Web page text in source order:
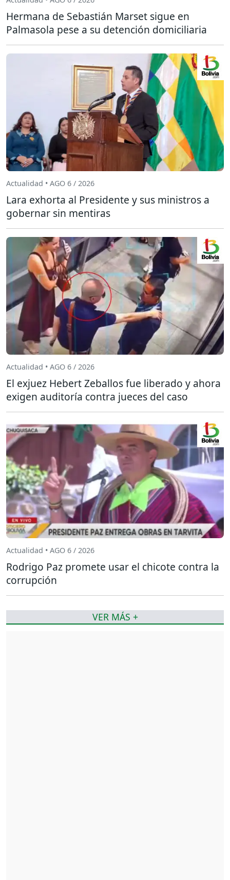
Hermana de Sebastián Marset sigue en
Palmasola pese a su detención domiciliaria
Actualidad • AGO 6 / 2026
Lara exhorta al Presidente y sus ministros a
gobernar sin mentiras
Actualidad • AGO 6 / 2026
El exjuez Hebert Zeballos fue liberado y ahora
exigen auditoría contra jueces del caso
Actualidad • AGO 6 / 2026
Rodrigo Paz promete usar el chicote contra la
corrupción
VER MÁS +